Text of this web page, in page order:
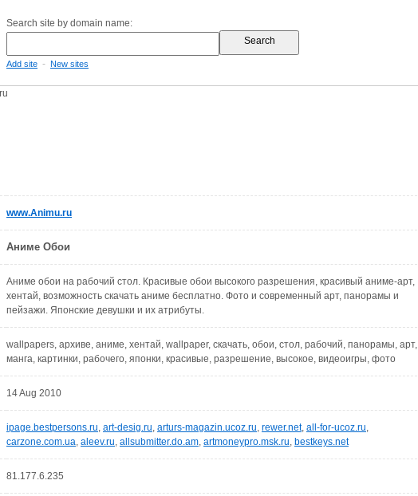
Search site by domain name:
Add site - New sites
www.Animu.ru
Аниме Обои
Аниме обои на рабочий стол. Красивые обои высокого разрешения, красивый аниме-арт,
хентай, возможность скачать аниме бесплатно. Фото и современный арт, панорамы и
пейзажи. Японские девушки и их атрибуты.
wallpapers, архиве, аниме, хентай, wallpaper, скачать, обои, стол, рабочий, панорамы, арт,
манга, картинки, рабочего, японки, красивые, разрешение, высокое, видеоигры, фото
14 Aug 2010
ipage.bestpersons.ru, art-desig.ru, arturs-magazin.ucoz.ru, rewer.net, all-for-ucoz.ru,
carzone.com.ua, aleev.ru, allsubmitter.do.am, artmoneypro.msk.ru, bestkeys.net
81.177.6.235